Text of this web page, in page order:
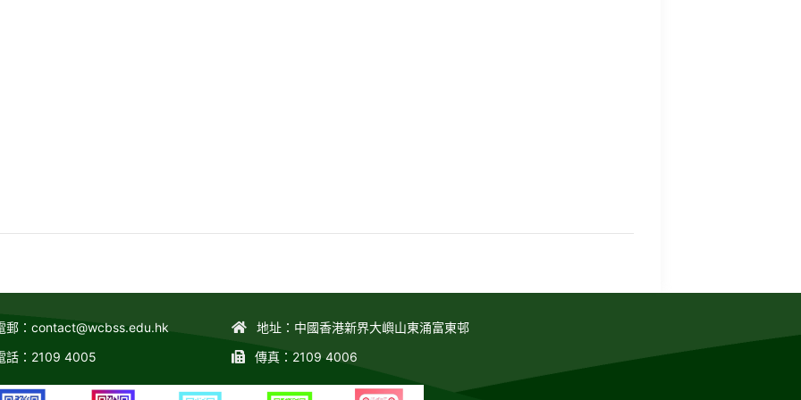
郵： contact@wcbss.edu.hk
話：2109 4005
地址：中國香港新界大嶼山東涌富東邨
傳真：2109 4006